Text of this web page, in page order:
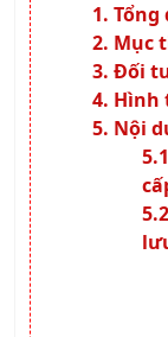
Tổng
Mục
Đối
Hình
Nội